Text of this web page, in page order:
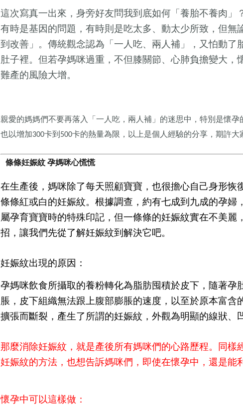
這次寫真一出來，身旁好友問我到底如何「養胎不養肉
有時是基因的問題，有時則是吃太多、動太少所致，但
到改善」。 傳統觀念認為「一人吃、兩人補」，又怕動
肚子裡。但若孕媽咪過重，不但膝關節、心肺負擔變大
難產的風險大增。
親愛的媽媽們不要再落入「一人吃，兩人補」的迷思中，特別是懷
也以增加300卡到500卡的熱量為限，以上是個人經驗的分享，期許大
條條妊娠紋 孕媽咪心慌慌
在生產後，媽咪除了每天照顧寶寶，也很擔心自己身形
條條紅或白的妊娠紋。根據調查，約有七成到九成的孕
屬孕育寶寶時的特殊印記，但一條條的妊娠紋實在不美
招，讓我們先從了解妊娠紋到解決它吧。
妊娠紋出現的原因 ：
孕媽咪飲食所攝取的養粉轉化為脂肪囤積於皮下，隨著
脹，皮下組織無法跟上腹部膨脹的速度，以至於原本富含
擴張而斷裂，產生了所謂的妊娠紋，外觀為明顯的線狀、
那麼消除妊娠紋，就是產後所有媽咪們的心路歷程。同
妊娠紋的方法，也想告訴媽咪們，即使在懷孕中，還是能
懷孕中可以這樣做 ：